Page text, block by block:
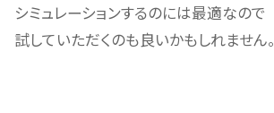
シミュレーションするのには最適なので
試していただくのも良いかもしれません。